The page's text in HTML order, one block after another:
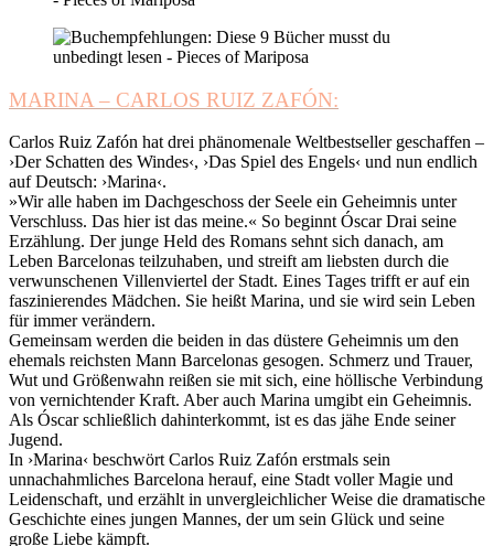
MARINA – CARLOS RUIZ ZAFÓN:
Carlos Ruiz Zafón hat drei phänomenale Weltbestseller geschaffen –
›Der Schatten des Windes‹, ›Das Spiel des Engels‹ und nun endlich
auf Deutsch: ›Marina‹.
»Wir alle haben im Dachgeschoss der Seele ein Geheimnis unter
Verschluss. Das hier ist das meine.« So beginnt Óscar Drai seine
Erzählung. Der junge Held des Romans sehnt sich danach, am
Leben Barcelonas teilzuhaben, und streift am liebsten durch die
verwunschenen Villenviertel der Stadt. Eines Tages trifft er auf ein
faszinierendes Mädchen. Sie heißt Marina, und sie wird sein Leben
für immer verändern.
Gemeinsam werden die beiden in das düstere Geheimnis um den
ehemals reichsten Mann Barcelonas gesogen. Schmerz und Trauer,
Wut und Größenwahn reißen sie mit sich, eine höllische Verbindung
von vernichtender Kraft. Aber auch Marina umgibt ein Geheimnis.
Als Óscar schließlich dahinterkommt, ist es das jähe Ende seiner
Jugend.
In ›Marina‹ beschwört Carlos Ruiz Zafón erstmals sein
unnachahmliches Barcelona herauf, eine Stadt voller Magie und
Leidenschaft, und erzählt in unvergleichlicher Weise die dramatische
Geschichte eines jungen Mannes, der um sein Glück und seine
große Liebe kämpft.